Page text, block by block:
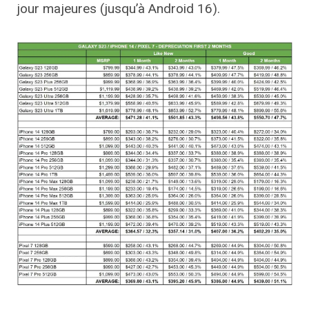
jour majeures (jusqu’à Android 16).